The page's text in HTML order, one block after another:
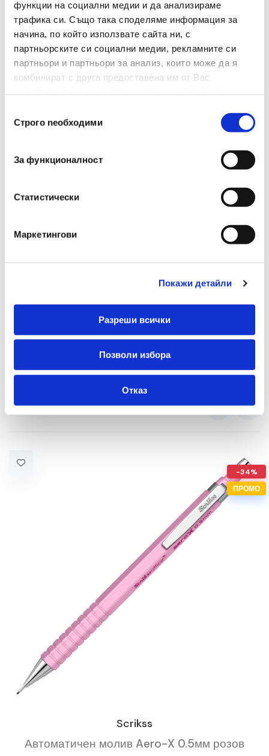
функции на социални медии и да анализираме
трафика си. Също така споделяме информация за
начина, по който използвате сайта ни, с
партньорските си социални медии, рекламните си
партньори и партньори за анализ, които може да я
комбинират с друга предоставена им от Вас
наСтрого nеобходими
За функционалност
Статистически
Маркетингови
Покажи детайли
Разреши всички
Позволи избора
Отказ
Изтриваемо Мастило Не
Брой В Опаковка 360
Вид Маркер
Двувърх
Презареждаем
Подходящ За Деца Под
Препоръчани Продукти
-34%
ПРОМО
Scrikss
Автоматичен молив Aero-X 0.5мм розов